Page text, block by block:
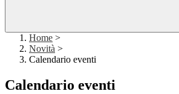
Home >
Novità >
Calendario eventi
Calendario eventi